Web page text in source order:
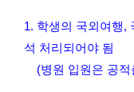
1. 학생의 국외여행,
석 처리되어야 됨
(병원 입원은 공적